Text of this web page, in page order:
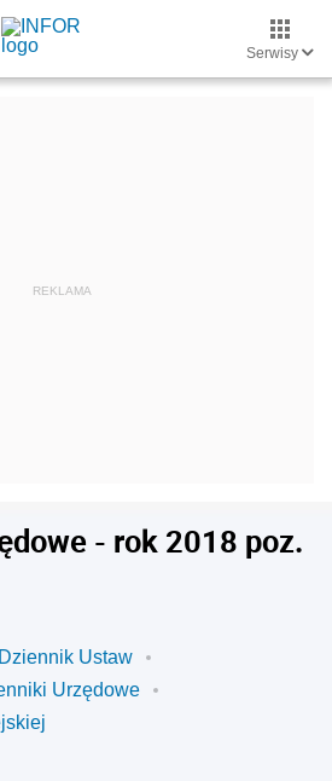
Serwisy
- rok 2018 poz.
Dziennik Ustaw
Urzędowe